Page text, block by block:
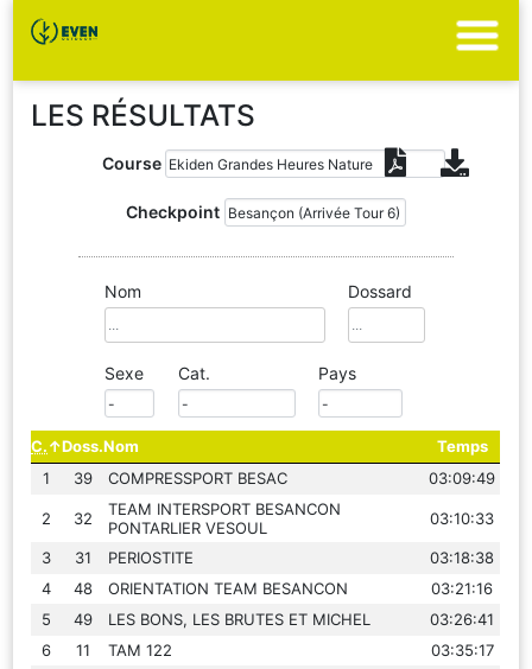
LES RÉSULTATS
Course
Checkpoint
Nom Dossard
Sexe Cat. Pays
C. Doss.Nom
Temps
1
39 COMPRESSPORT BESAC 03:09:49
2 32
TEAM INTERSPORT BESANCON
PONTARLIER VESOUL
03:10:33
3 31 PERIOSTITE
03:18:38
4
48 ORIENTATION TEAM BESANCON
03:21:16
5
49 LES BONS, LES BRUTES ET MICHEL
03:26:41
6
11 TAM 122 03:35:17